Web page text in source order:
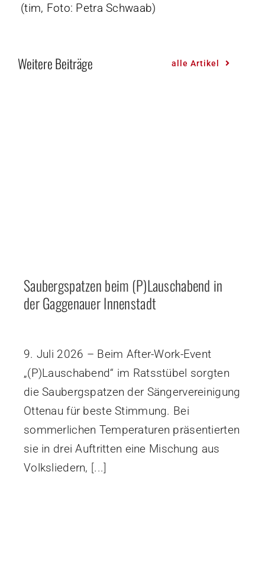
(tim, Foto: Petra Schwaab)
Weitere Beiträge alle Artikel
Saubergspatzen beim (P)Lauschabend in
der Gaggenauer Innenstadt
9. Juli 2026 – Beim After-Work-Event
„(P)Lauschabend“ im Ratsstübel sorgten
die Saubergspatzen der Sängervereinigung
Ottenau für beste Stimmung. Bei
sommerlichen Temperaturen präsentierten
sie in drei Auftritten eine Mischung aus
Volksliedern, [...]